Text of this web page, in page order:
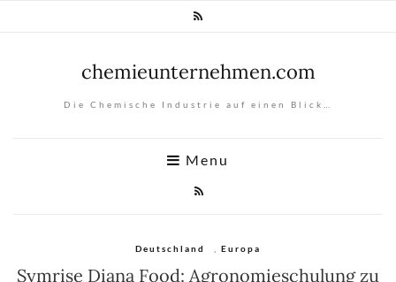
chemieunternehmen.com
Die Chemische Industrie auf einen Blick…
Menu
Deutschland Europa
Symrise Diana Food: Agronomieschulung zu